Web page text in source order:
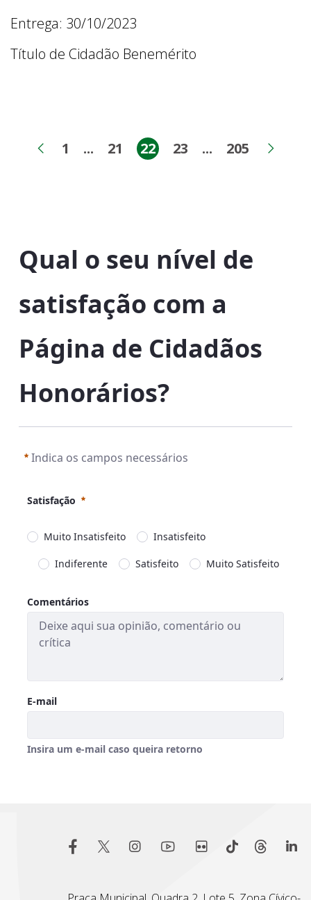
Entrega: 30/10/2023
Título de Cidadão Benemérito
Página anterior
Página
1 ...Páginas intermediárias
Página
21 Página
22 Página
23 ...Páginas
Página
205